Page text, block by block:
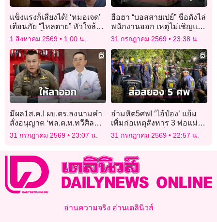
แข็งแรงก็เสี่ยงได้! ‘หมอเจด’
เตือนภัย “ไหลตาย” หัวใจล้ม
เหลวดึก มื้อใหญ่-แอลกอฮอล์
1 สิงหาคม 2569 1:00 น.
ฮือฮา “บอสสายเปย์” ชื่อดังไล่
พนักงานออก เหตุไม่เชิญแม่
มางานแต่งเพราะอายหน้าตา
31 กรกฎาคม 2569 23:38 น.
มีผล1ส.ค.! ผบ.ตร.ลงนามคำ
สั่งอนุญาต ‘พล.ต.ท.ทวีศิลป์’
ลาออกจากราชการ
31 กรกฎาคม 2569 23:07 น.
อำมหิต5ศพ! ‘ไอ้ป๋อง’ แย้ม
เพิ่มก่อเหตุสังหาร 3 พ่อแม่ลูก
ฝังอำพรางใกล้พี่น้องรัสเซีย
31 กรกฎาคม 2569 22:57 น.
อ่านความจริง อ่านเดลินิวส์